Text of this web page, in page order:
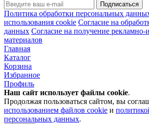
Подписаться
Политика обработки персональных
использования cookie Согласие на
данных Согласие на получение
материалов
Главная
Каталог
Корзина
Избранное
Профиль
Наш сайт использует файлы cookie.
Продолжая пользоваться сайтом, вы
использованием файлов cookie и
персональных данных.